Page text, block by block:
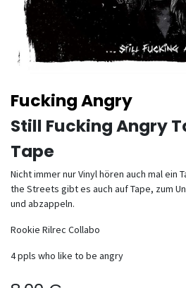
Fucking Angry
Still Fucking Angry
Tape
Nicht immer nur Vinyl hören auch mal ein
the Streets gibt es auch auf Tape, zum
und abzappeln.
Rookie Rilrec Collabo
4 ppls who like to be angry